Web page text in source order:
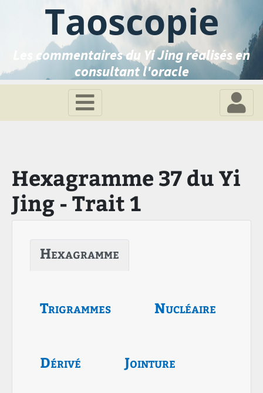
Taoscopie
Les commentaires du Yi Jing réalisés en
consultant l'oracle
Hexagramme 37 du Yi
Jing - Trait 1
Hexagramme
Trigrammes Nucléaire
Dérivé Jointure